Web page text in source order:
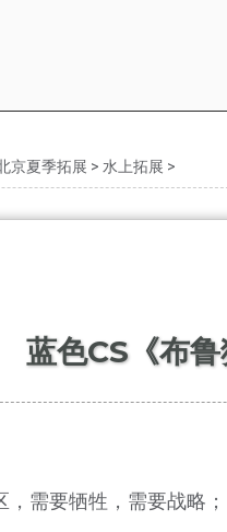
京夏季拓展 > 水上拓展 >
蓝色CS《布
需要牺牲，需要战略；